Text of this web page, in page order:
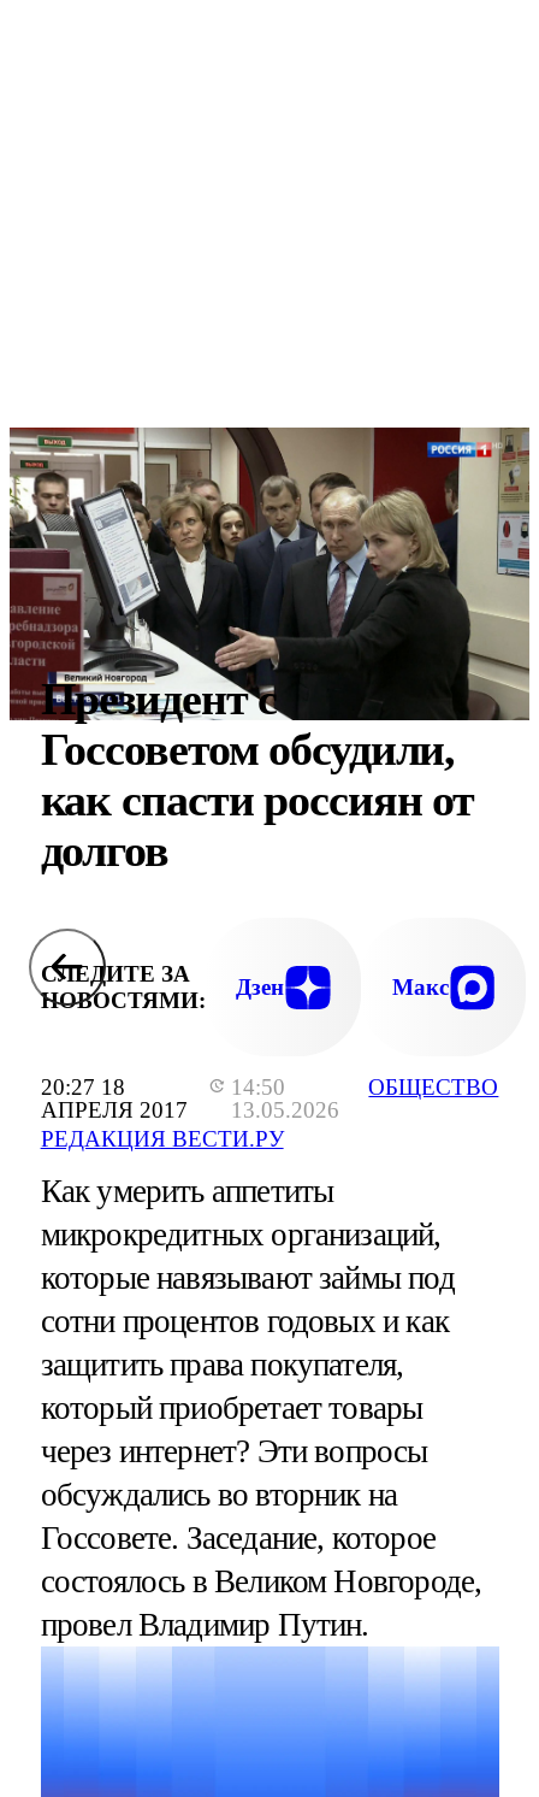
20:27 18
АПРЕЛЯ 2017
14:50
13.05.2026
РЕДАКЦИЯ ВЕСТИ.РУ
ОБЩЕСТВО
Президент с
Госсоветом обсудили,
как спасти россиян от
долгов
СЛЕДИТЕ ЗА
НОВОСТЯМИ:
Дзен Макс
Как умерить аппетиты
микрокредитных организаций,
которые навязывают займы под
сотни процентов годовых и как
защитить права покупателя,
который приобретает товары
через интернет? Эти вопросы
обсуждались во вторник на
Госсовете. Заседание, которое
состоялось в Великом Новгороде,
провел Владимир Путин.